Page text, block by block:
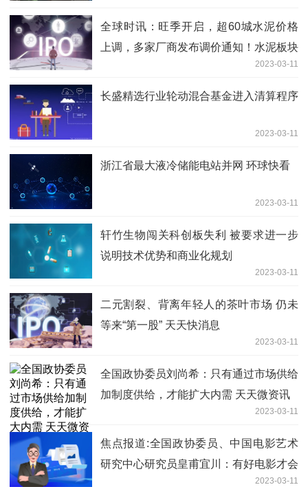
全球时讯：旺季开启，超60城水泥价格
上调，多家厂商发布调价通知！水泥板块
市盈率比大盘还低，其中6股市盈率不到
10倍，北上资金潜伏千亿龙头
2023-03-11
长盛精选行业轮动混合基金进入清算程序
2023-03-11
浙江省最大液冷储能电站并网 环球快看
2023-03-11
轩竹生物闯关科创板失利 被要求进一步
说明技术优势和商业化规划
2023-03-11
二元割裂、背离年轻人的茶叶市场 仍未
等来“第一股” 天天快消息
2023-03-11
全国政协委员刘尚希：只有通过市场供给
加制度供给，才能扩大内需 天天微资讯
2023-03-11
焦点报道:全国政协委员、中国电影艺术
研究中心研究员皇甫宜川：有好电影才会
2023-03-11